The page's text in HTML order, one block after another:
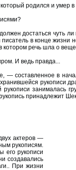
родился и умер
достаться чуть
в конце жизни
речь шла о
И ведь правда...
составленное в
рукописи
занималась
принадлежит
актеров —
рукописям.
его рукописи
создавались
При жизни